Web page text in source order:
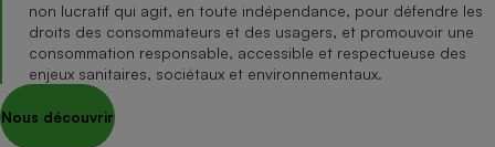
non lucratif qui agit, en toute indépendance, pour défendre les
droits des consommateurs et des usagers, et promouvoir une
consommation responsable, accessible et respectueuse des
enjeux sanitaires, sociétaux et environnementaux.
Nous découvrir